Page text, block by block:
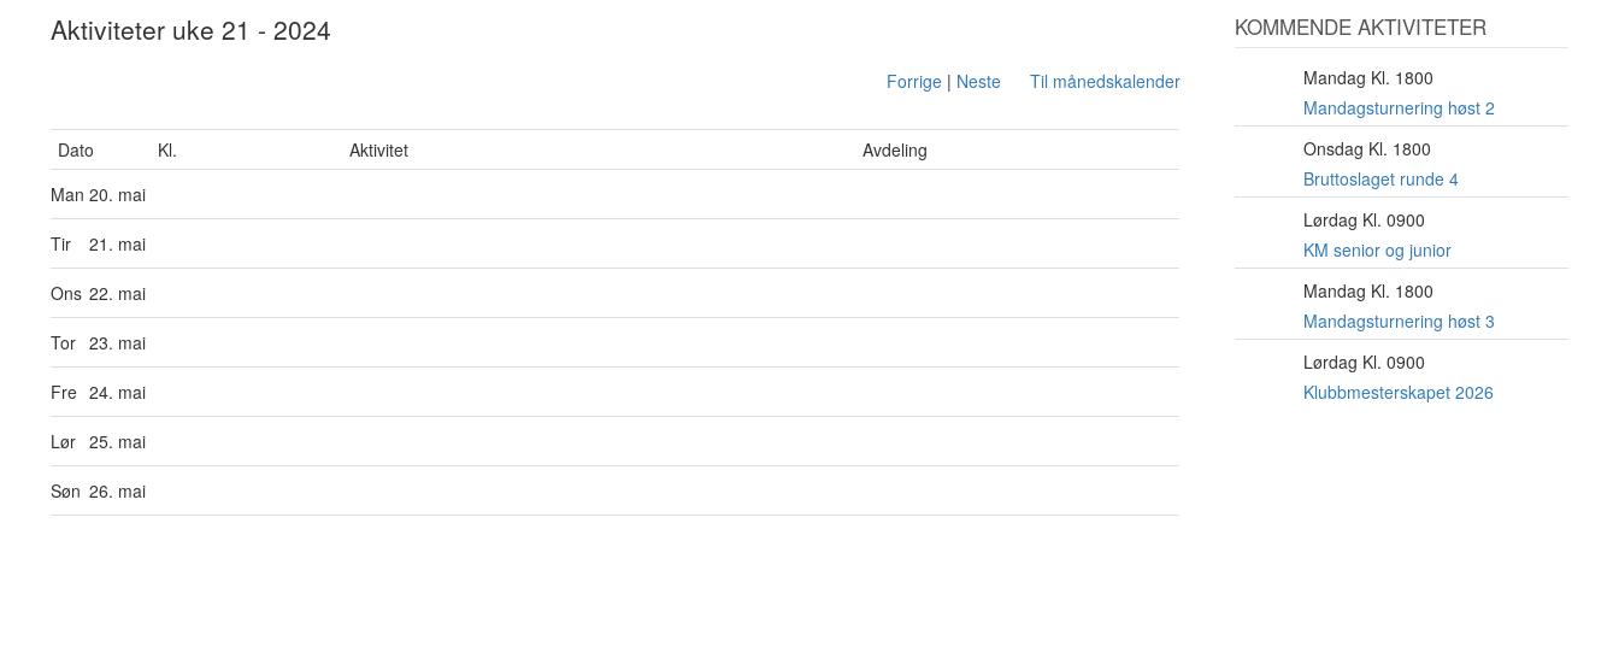
Aktiviteter uke 21 - 2024
Forrige| Neste Til månedskalender
Dato Kl. Aktivitet
Avdeling
Man 20. mai
Tir 21. mai
Ons 22. mai
Tor 23. mai
Fre 24. mai
Lør 25. mai
Søn 26. mai
KOMMENDE AKTIVITETER
Mandag Kl. 1800
Mandagsturnering høst 2
Onsdag Kl. 1800
Bruttoslaget runde 4
Lørdag Kl. 0900
KM senior og junior
Mandag Kl. 1800
Mandagsturnering høst 3
Lørdag Kl. 0900
Klubbmesterskapet 2026